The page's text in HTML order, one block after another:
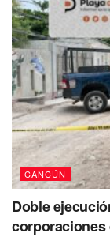
CANCÚN
Doble
corporaciones